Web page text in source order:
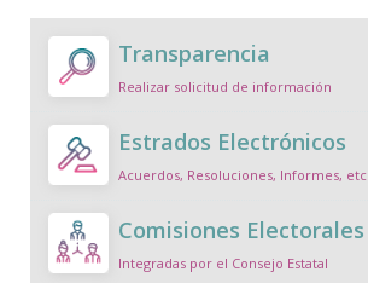
Transparencia
Realizar solicitud de información
Estrados Electrónicos
Acuerdos, Resoluciones, Informes, etc
Comisiones Electorales
Integradas por el Consejo Estatal